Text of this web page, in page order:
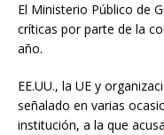
El Ministerio Público de
críticas por parte de la
año.
EE.UU., la UE y
señalado en varias
institución, a la que